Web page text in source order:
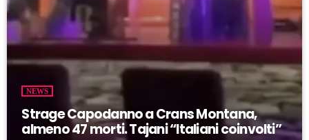
NEWS
Strage Capodanno a Crans Montana,
almeno 47 morti. Tajani “Italiani coinvolti”